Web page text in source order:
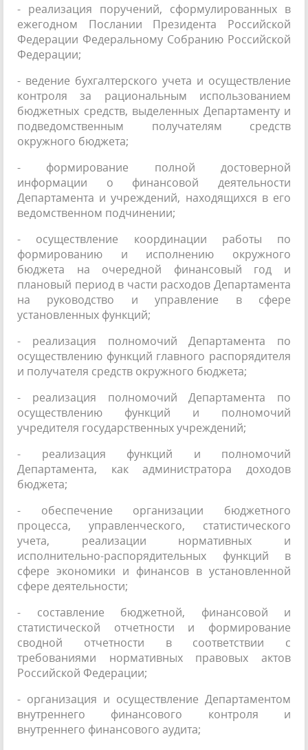
- реализация поручений, сформулированных в
ежегодном Послании Президента Российской
Федерации Федеральному Собранию Российской
Федерации;
- ведение бухгалтерского учета и осуществление
контроля за рациональным использованием
бюджетных средств, выделенных Департаменту и
подведомственным получателям средств
окружного бюджета;
- формирование полной достоверной
информации о финансовой деятельности
Департамента и учреждений, находящихся в его
ведомственном подчинении;
- осуществление координации работы по
формированию и исполнению окружного
бюджета на очередной финансовый год и
плановый период в части расходов Департамента
на руководство и управление в сфере
установленных функций;
- реализация полномочий Департамента по
осуществлению функций главного распорядителя
и получателя средств окружного бюджета;
- реализация полномочий Департамента по
осуществлению функций и полномочий
учредителя государственных учреждений;
- реализация функций и полномочий
Департамента, как администратора доходов
бюджета;
- обеспечение организации бюджетного
процесса, управленческого, статистического
учета, реализации нормативных и
исполнительно-распорядительных функций в
сфере экономики и финансов в установленной
сфере деятельности;
- составление бюджетной, финансовой и
статистической отчетности и формирование
сводной отчетности в соответствии с
требованиями нормативных правовых актов
Российской Федерации;
- организация и осуществление Департаментом
внутреннего финансового контроля и
внутреннего финансового аудита;